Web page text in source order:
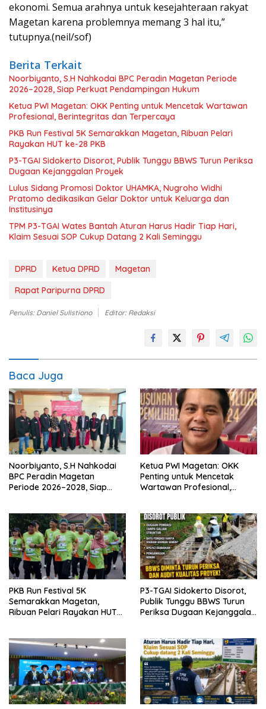
ekonomi. Semua arahnya untuk kesejahteraan rakyat
Magetan karena problemnya memang 3 hal itu,”
tutupnya.(neil/sof)
Berita Terkait
Noorbiyanto, S.H Nahkodai BPC Peradin Magetan Periode
2026–2028, Siap Perkuat Pendampingan Hukum
Ketua PWI Magetan: OKK Penting untuk Mencetak Wartawan
Profesional, Berintegritas dan Terpercaya
PKB Run Festival 5K Semarakkan Magetan, Ribuan Pelari
Rayakan HUT ke-28 PKB
P3-TGAI Sidokerto Disorot, Publik Tunggu BBWS Turun Periksa
Dugaan Kejanggalan Proyek
Lulus Sidang Promosi Doktor UHAMKA, Nugroho Widhi
Pratomo dedikasikan Gelar Doktor untuk Keluarga dan
Institusinya
TPM P3-TGAI Wates Bantah Aturan Harus Hadir Tiap Hari,
Klaim Sesuai SOP Cukup Datang 2 Kali Seminggu
DPRD Ketua DPRD
Magetan
Rapat Paripurna DPRD
Penulis: Daniel Sulistiono Editor: Redaksi
Baca Juga
Noorbiyanto, S.H Nahkodai
BPC Peradin Magetan
Periode 2026–2028, Siap
Ketua PWI Magetan: OKK
Penting untuk Mencetak
Wartawan Profesional,
PKB Run Festival 5K
Semarakkan Magetan,
Ribuan Pelari Rayakan HUT
P3-TGAI Sidokerto Disorot,
Publik Tunggu BBWS Turun
Periksa Dugaan Kejanggalan